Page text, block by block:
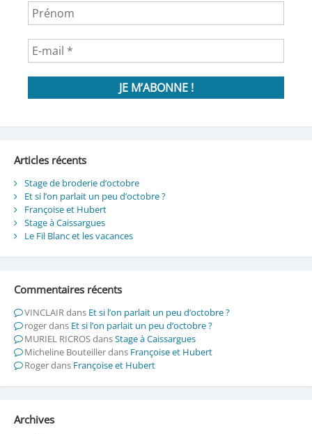
Articles récents
Stage de broderie d’octobre
Et si l’on parlait un peu d’octobre ?
Françoise et Hubert
Stage à Caissargues
Le Fil Blanc et les vacances
Commentaires récents
VINCLAIRdans Et si l’on parlait un peu d’octobre ?
rogerdans Et si l’on parlait un peu d’octobre ?
MURIEL RICROSdansStage à Caissargues
Micheline Bouteillerdans Françoise et Hubert
Rogerdans Françoise et Hubert
Archives